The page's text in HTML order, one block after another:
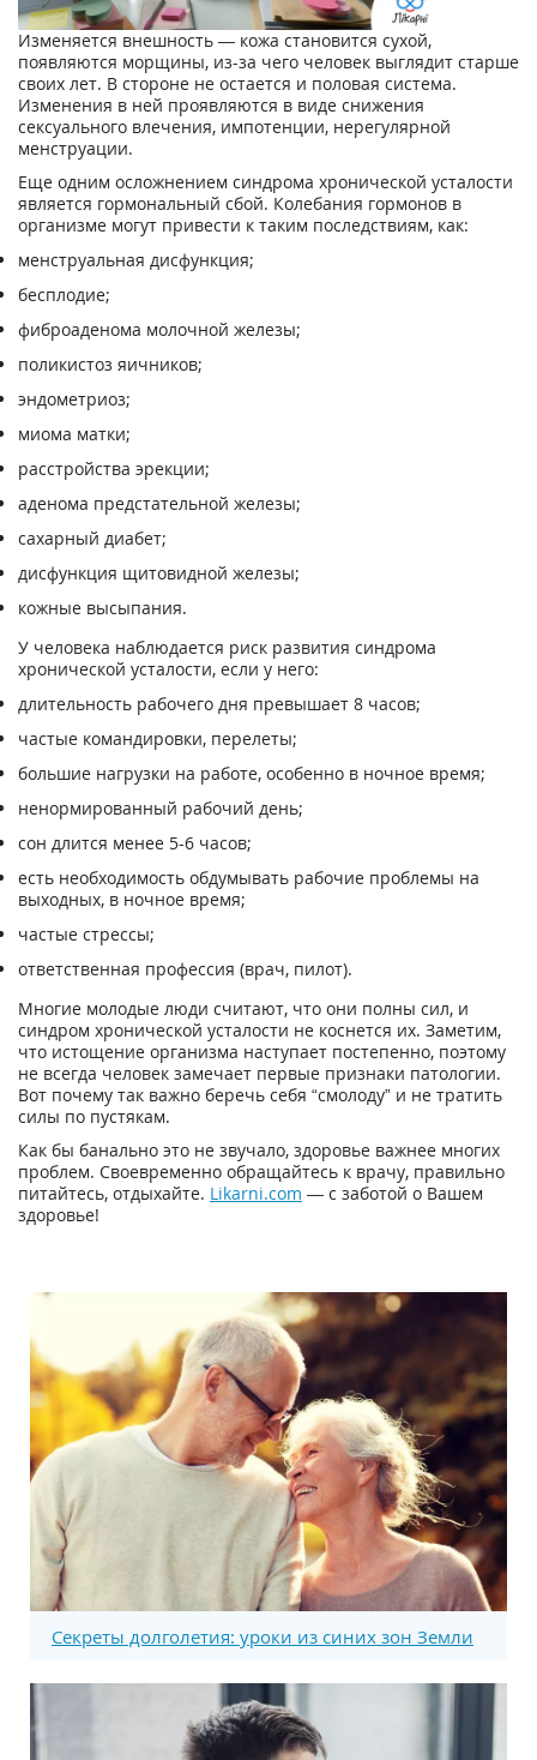
Изменяется внешность — кожа становится сухой,
появляются морщины, из-за чего человек выглядит старше
своих лет. В стороне не остается и половая система.
Изменения в ней проявляются в виде снижения
сексуального влечения, импотенции, нерегулярной
менструации.
Еще одним осложнением синдрома хронической усталости
является гормональный сбой. Колебания гормонов в
организме могут привести к таким последствиям, как:
менструальная дисфункция;
бесплодие;
фиброаденома молочной железы;
поликистоз яичников;
эндометриоз;
миома матки;
расстройства эрекции;
аденома предстательной железы;
сахарный диабет;
дисфункция щитовидной железы;
кожные высыпания.
У человека наблюдается риск развития синдрома
хронической усталости, если у него:
длительность рабочего дня превышает 8 часов;
частые командировки, перелеты;
большие нагрузки на работе, особенно в ночное время;
ненормированный рабочий день;
сон длится менее 5-6 часов;
есть необходимость обдумывать рабочие проблемы на
выходных, в ночное время;
частые стрессы;
ответственная профессия (врач, пилот).
Многие молодые люди считают, что они полны сил, и
синдром хронической усталости не коснется их. Заметим,
что истощение организма наступает постепенно, поэтому
не всегда человек замечает первые признаки патологии.
Вот почему так важно беречь себя “смолоду” и не тратить
силы по пустякам.
Как бы банально это не звучало, здоровье важнее многих
проблем. Своевременно обращайтесь к врачу, правильно
питайтесь, отдыхайте. Likarni.com — с заботой о Вашем
здоровье!
Секреты долголетия: уроки из синих зон Земли